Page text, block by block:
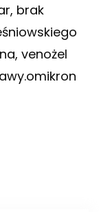
brak
venożel